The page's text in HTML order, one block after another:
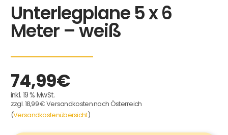
Unterlegplane 5 x 6
Meter – weiß
74,99€
inkl. 19 % MwSt.
zzgl. 18,99 € Versandkosten nach Österreich
(Versandkostenübersicht)